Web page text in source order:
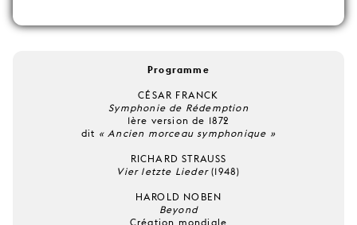
Programme
CÉSAR FRANCK
Symphonie de Rédemption
1ère version de 1872
dit « Ancien morceau symphonique »
RICHARD STRAUSS
Vier letzte Lieder(1948)
HAROLD NOBEN
Beyond
Création mondiale